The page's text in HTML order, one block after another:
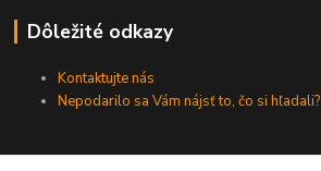
Dôležité odkazy
Kontaktujte nás
Nepodarilo sa Vám nájsť to, čo si hľadali?